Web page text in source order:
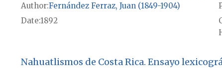
Author Fernández Ferraz, Juan (1849-1904)
Date1892
Nahuatlismos de Costa Rica. Ensayo